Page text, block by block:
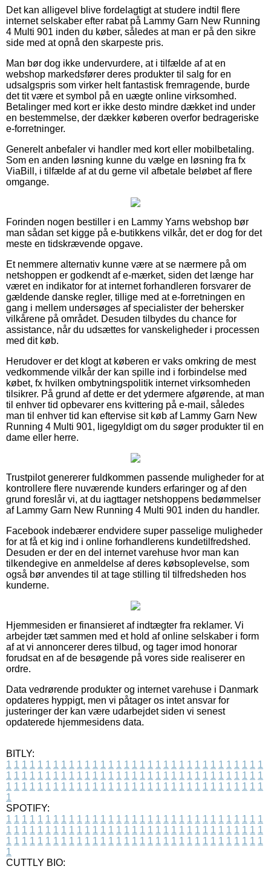
Det kan alligevel blive fordelagtigt at studere indtil flere
internet selskaber efter rabat på Lammy Garn New Running
4 Multi 901 inden du køber, således at man er på den sikre
side med at opnå den skarpeste pris.
Man bør dog ikke undervurdere, at i tilfælde af at en
webshop markedsfører deres produkter til salg for en
udsalgspris som virker helt fantastisk fremragende, burde
det tit være et symbol på en uægte online virksomhed.
Betalinger med kort er ikke desto mindre dækket ind under
en bestemmelse, der dækker køberen overfor bedrageriske
e-forretninger.
Generelt anbefaler vi handler med kort eller mobilbetaling.
Som en anden løsning kunne du vælge en løsning fra fx
ViaBill, i tilfælde af at du gerne vil afbetale beløbet af flere
omgange.
Forinden nogen bestiller i en Lammy Yarns webshop bør
man sådan set kigge på e-butikkens vilkår, det er dog for det
meste en tidskrævende opgave.
Et nemmere alternativ kunne være at se nærmere på om
netshoppen er godkendt af e-mærket, siden det længe har
været en indikator for at internet forhandleren forsvarer de
gældende danske regler, tillige med at e-forretningen en
gang i mellem undersøges af specialister der behersker
vilkårene på området. Desuden tilbydes du chance for
assistance, når du udsættes for vanskeligheder i processen
med dit køb.
Herudover er det klogt at køberen er vaks omkring de mest
vedkommende vilkår der kan spille ind i forbindelse med
købet, fx hvilken ombytningspolitik internet virksomheden
tilsikrer. På grund af dette er det ydermere afgørende, at man
til enhver tid opbevarer ens kvittering på e-mail, således
man til enhver tid kan eftervise sit køb af Lammy Garn New
Running 4 Multi 901, ligegyldigt om du søger produkter til en
dame eller herre.
Trustpilot genererer fuldkommen passende muligheder for at
kontrollere flere nuværende kunders erfaringer og af den
grund foreslår vi, at du iagttager netshoppens bedømmelser
af Lammy Garn New Running 4 Multi 901 inden du handler.
Facebook indebærer endvidere super passelige muligheder
for at få et kig ind i online forhandlerens kundetilfredshed.
Desuden er der en del internet varehuse hvor man kan
tilkendegive en anmeldelse af deres købsoplevelse, som
også bør anvendes til at tage stilling til tilfredsheden hos
kunderne.
Hjemmesiden er finansieret af indtægter fra reklamer. Vi
arbejder tæt sammen med et hold af online selskaber i form
af at vi annoncerer deres tilbud, og tager imod honorar
forudsat en af de besøgende på vores side realiserer en
ordre.
Data vedrørende produkter og internet varehuse i Danmark
opdateres hyppigt, men vi påtager os intet ansvar for
justeringer der kan være udarbejdet siden vi senest
opdaterede hjemmesidens data.
BITLY:
1 1 1 1 1 1 1 1 1 1 1 1 1 1 1 1 1 1 1 1 1 1 1 1 1 1 1 1 1 1 1 1 1
1 1 1 1 1 1 1 1 1 1 1 1 1 1 1 1 1 1 1 1 1 1 1 1 1 1 1 1 1 1 1 1 1
1 1 1 1 1 1 1 1 1 1 1 1 1 1 1 1 1 1 1 1 1 1 1 1 1 1 1 1 1 1 1 1 1
1
SPOTIFY:
1 1 1 1 1 1 1 1 1 1 1 1 1 1 1 1 1 1 1 1 1 1 1 1 1 1 1 1 1 1 1 1 1
1 1 1 1 1 1 1 1 1 1 1 1 1 1 1 1 1 1 1 1 1 1 1 1 1 1 1 1 1 1 1 1 1
1 1 1 1 1 1 1 1 1 1 1 1 1 1 1 1 1 1 1 1 1 1 1 1 1 1 1 1 1 1 1 1 1
1
CUTTLY BIO: